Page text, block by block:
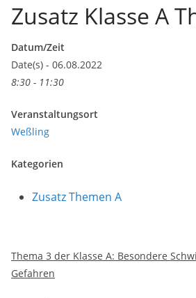
Zusatz Klasse A
Datum/Zeit
Date(s) - 06.08.2022
8:30 - 11:30
Veranstaltungsort
Weßling
Kategorien
Zusatz Themen A
Thema 3 der Klasse A: Besondere
Gefahren